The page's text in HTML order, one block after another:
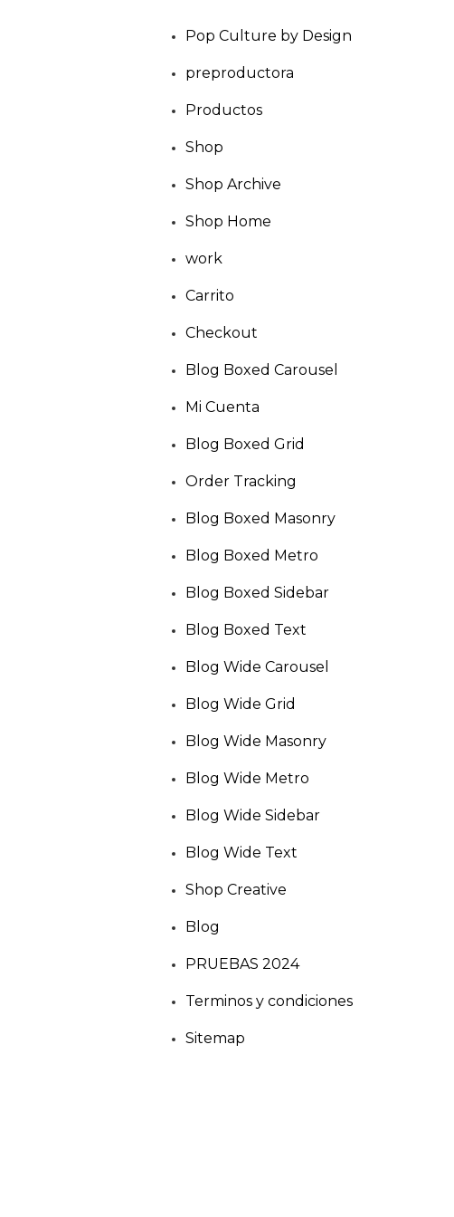
Pop Culture by Design
preproductora
Productos
Shop
Shop Archive
Shop Home
work
Carrito
Checkout
Blog Boxed Carousel
Mi Cuenta
Blog Boxed Grid
Order Tracking
Blog Boxed Masonry
Blog Boxed Metro
Blog Boxed Sidebar
Blog Boxed Text
Blog Wide Carousel
Blog Wide Grid
Blog Wide Masonry
Blog Wide Metro
Blog Wide Sidebar
Blog Wide Text
Shop Creative
Blog
PRUEBAS 2024
Terminos y condiciones
Sitemap